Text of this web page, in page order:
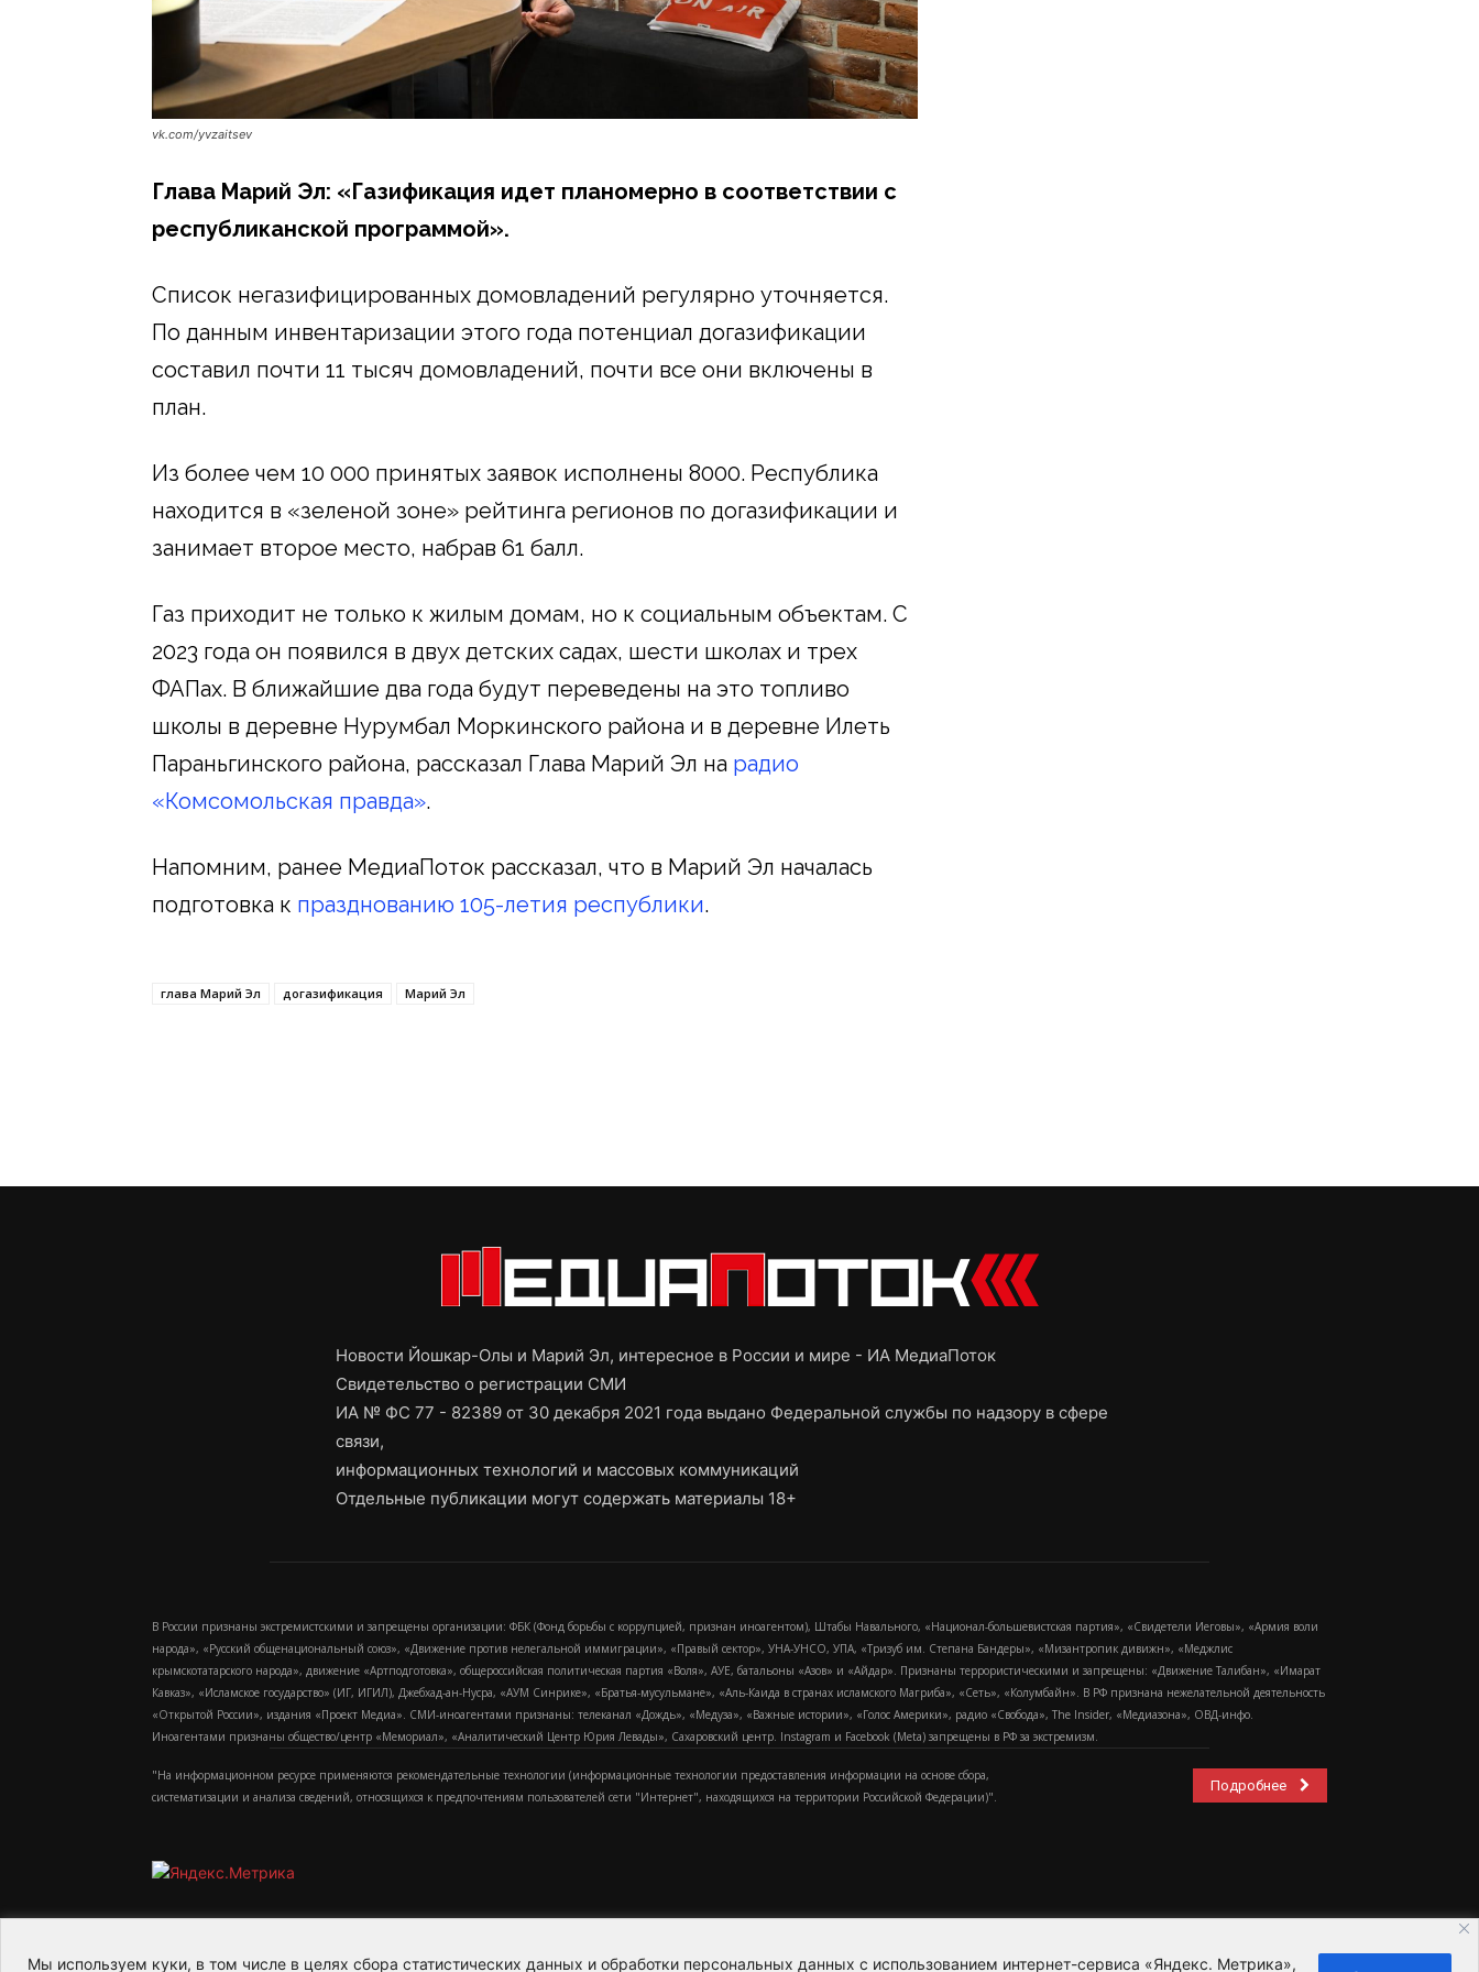
Мы используем куки, в том числе в целях сбора статистических данных и обработки персональных данных с использованием интернет-сервиса «Яндекс. Метрика»,
vk.com/yvzaitsev
Глава Марий Эл: «Газификация идет планомерно в соответствии с
республиканской программой».
Список негазифицированных домовладений регулярно уточняется.
По данным инвентаризации этого года потенциал догазификации
составил почти 11 тысяч домовладений, почти все они включены в
план.
Из более чем 10 000 принятых заявок исполнены 8000. Республика
находится в «зеленой зоне» рейтинга регионов по догазификации и
занимает второе место, набрав 61 балл.
Газ приходит не только к жилым домам, но к социальным объектам. С
2023 года он появился в двух детских садах, шести школах и трех
ФАПах. В ближайшие два года будут переведены на это топливо
школы в деревне Нурумбал Моркинского района и в деревне Илеть
Параньгинского района, рассказал Глава Марий Эл на радио
«Комсомольская правда».
Напомним, ранее МедиаПоток рассказал, что в Марий Эл началась
подготовка к празднованию 105-летия республики.
глава Марий Эл догазификация Марий Эл
Новости Йошкар-Олы и Марий Эл, интересное в России и мире - ИА МедиаПоток
Свидетельство о регистрации СМИ
ИА № ФС 77 - 82389 от 30 декабря 2021 года выдано Федеральной службы по надзору в сфере
связи,
информационных технологий и массовых коммуникаций
Отдельные публикации могут содержать материалы 18+
В России признаны экстремистскими и запрещены организации: ФБК (Фонд борьбы с коррупцией, признан иноагентом), Штабы Навального, «Национал-большевистская партия», «Свидетели Иеговы», «Армия воли
народа», «Русский общенациональный союз», «Движение против нелегальной иммиграции», «Правый сектор», УНА-УНСО, УПА, «Тризуб им. Степана Бандеры», «Мизантропик дивижн», «Меджлис
крымскотатарского народа», движение «Артподготовка», общероссийская политическая партия «Воля», АУЕ, батальоны «Азов» и «Айдар». Признаны террористическими и запрещены: «Движение Талибан», «Имарат
Кавказ», «Исламское государство» (ИГ, ИГИЛ), Джебхад-ан-Нусра, «АУМ Синрике», «Братья-мусульмане», «Аль-Каида в странах исламского Магриба», «Сеть», «Колумбайн». В РФ признана нежелательной деятельность
«Открытой России», издания «Проект Медиа». СМИ-иноагентами признаны: телеканал «Дождь», «Медуза», «Важные истории», «Голос Америки», радио «Свобода», The Insider, «Медиазона», ОВД-инфо.
Иноагентами признаны общество/центр «Мемориал», «Аналитический Центр Юрия Левады», Сахаровский центр. Instagram и Facebook (Metа) запрещены в РФ за экстремизм.
"На информационном ресурсе применяются рекомендательные технологии (информационные технологии предоставления информации на основе сбора,
систематизации и анализа сведений, относящихся к предпочтениям пользователей сети "Интернет", находящихся на территории Российской Федерации)".
Подробнее